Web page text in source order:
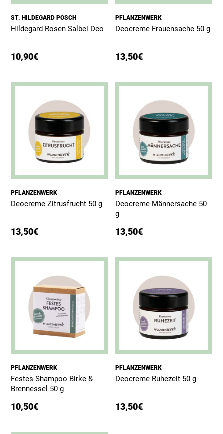
ST. HILDEGARD POSCH
Hildegard Rosen Salbei Deo
10,90€
PFLANZENWERK
Deocreme Frauensache 50 g
13,50€
PFLANZENWERK
Deocreme Zitrusfrucht 50 g
13,50€
PFLANZENWERK
Deocreme Männersache 50
g
13,50€
PFLANZENWERK
Festes Shampoo Birke &
Brennessel 50 g
10,50€
PFLANZENWERK
Deocreme Ruhezeit 50 g
13,50€